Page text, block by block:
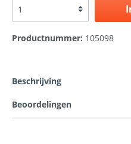
Productnummer: 105098
Beschrijving
Beoordelingen